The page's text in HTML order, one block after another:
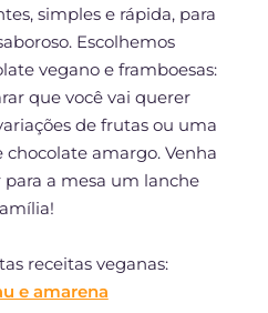
simples e rápida, para
Escolhemos
vegano e framboesas:
que você vai querer
de frutas ou uma
amargo. Venha
a mesa um lanche
receitas veganas:
e amarena